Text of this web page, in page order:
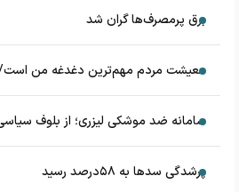
برق پرمصرف‌ها گران شد
معیشت مردم مهم‌ترین دغدغه من
سامانه ضد موشکی لیزری؛ از بلوف
پرشدگی سدها به ۵۸درصد رسید